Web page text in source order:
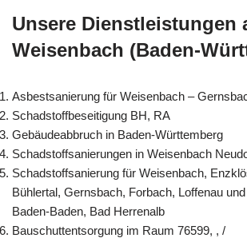
Unsere Dienstleistungen
Weisenbach (Baden-
Asbestsanierung für Weisenbach –
Schadstoffbeseitigung BH, RA
Gebäudeabbruch in Baden-Württemberg
Schadstoffsanierungen in Weisenbach
Schadstoffsanierung für Weisenbach,
Bühlertal, Gernsbach, Forbach, Loffenau
Baden-Baden, Bad Herrenalb
Bauschuttentsorgung im Raum 76599, , /